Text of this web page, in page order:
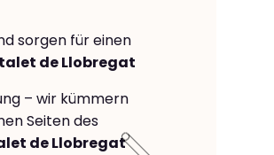
sorgen für einen
de Llobregat
– wir kümmern
Seiten des
de Llobregat